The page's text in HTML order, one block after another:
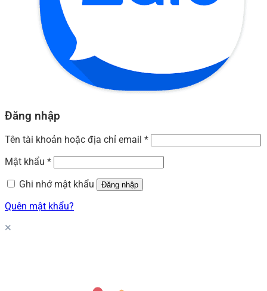
Đăng nhập
Tên tài khoản hoặc địa chỉ email *
Mật khẩu *
Ghi nhớ mật khẩu
Đăng nhập
Quên mật khẩu?